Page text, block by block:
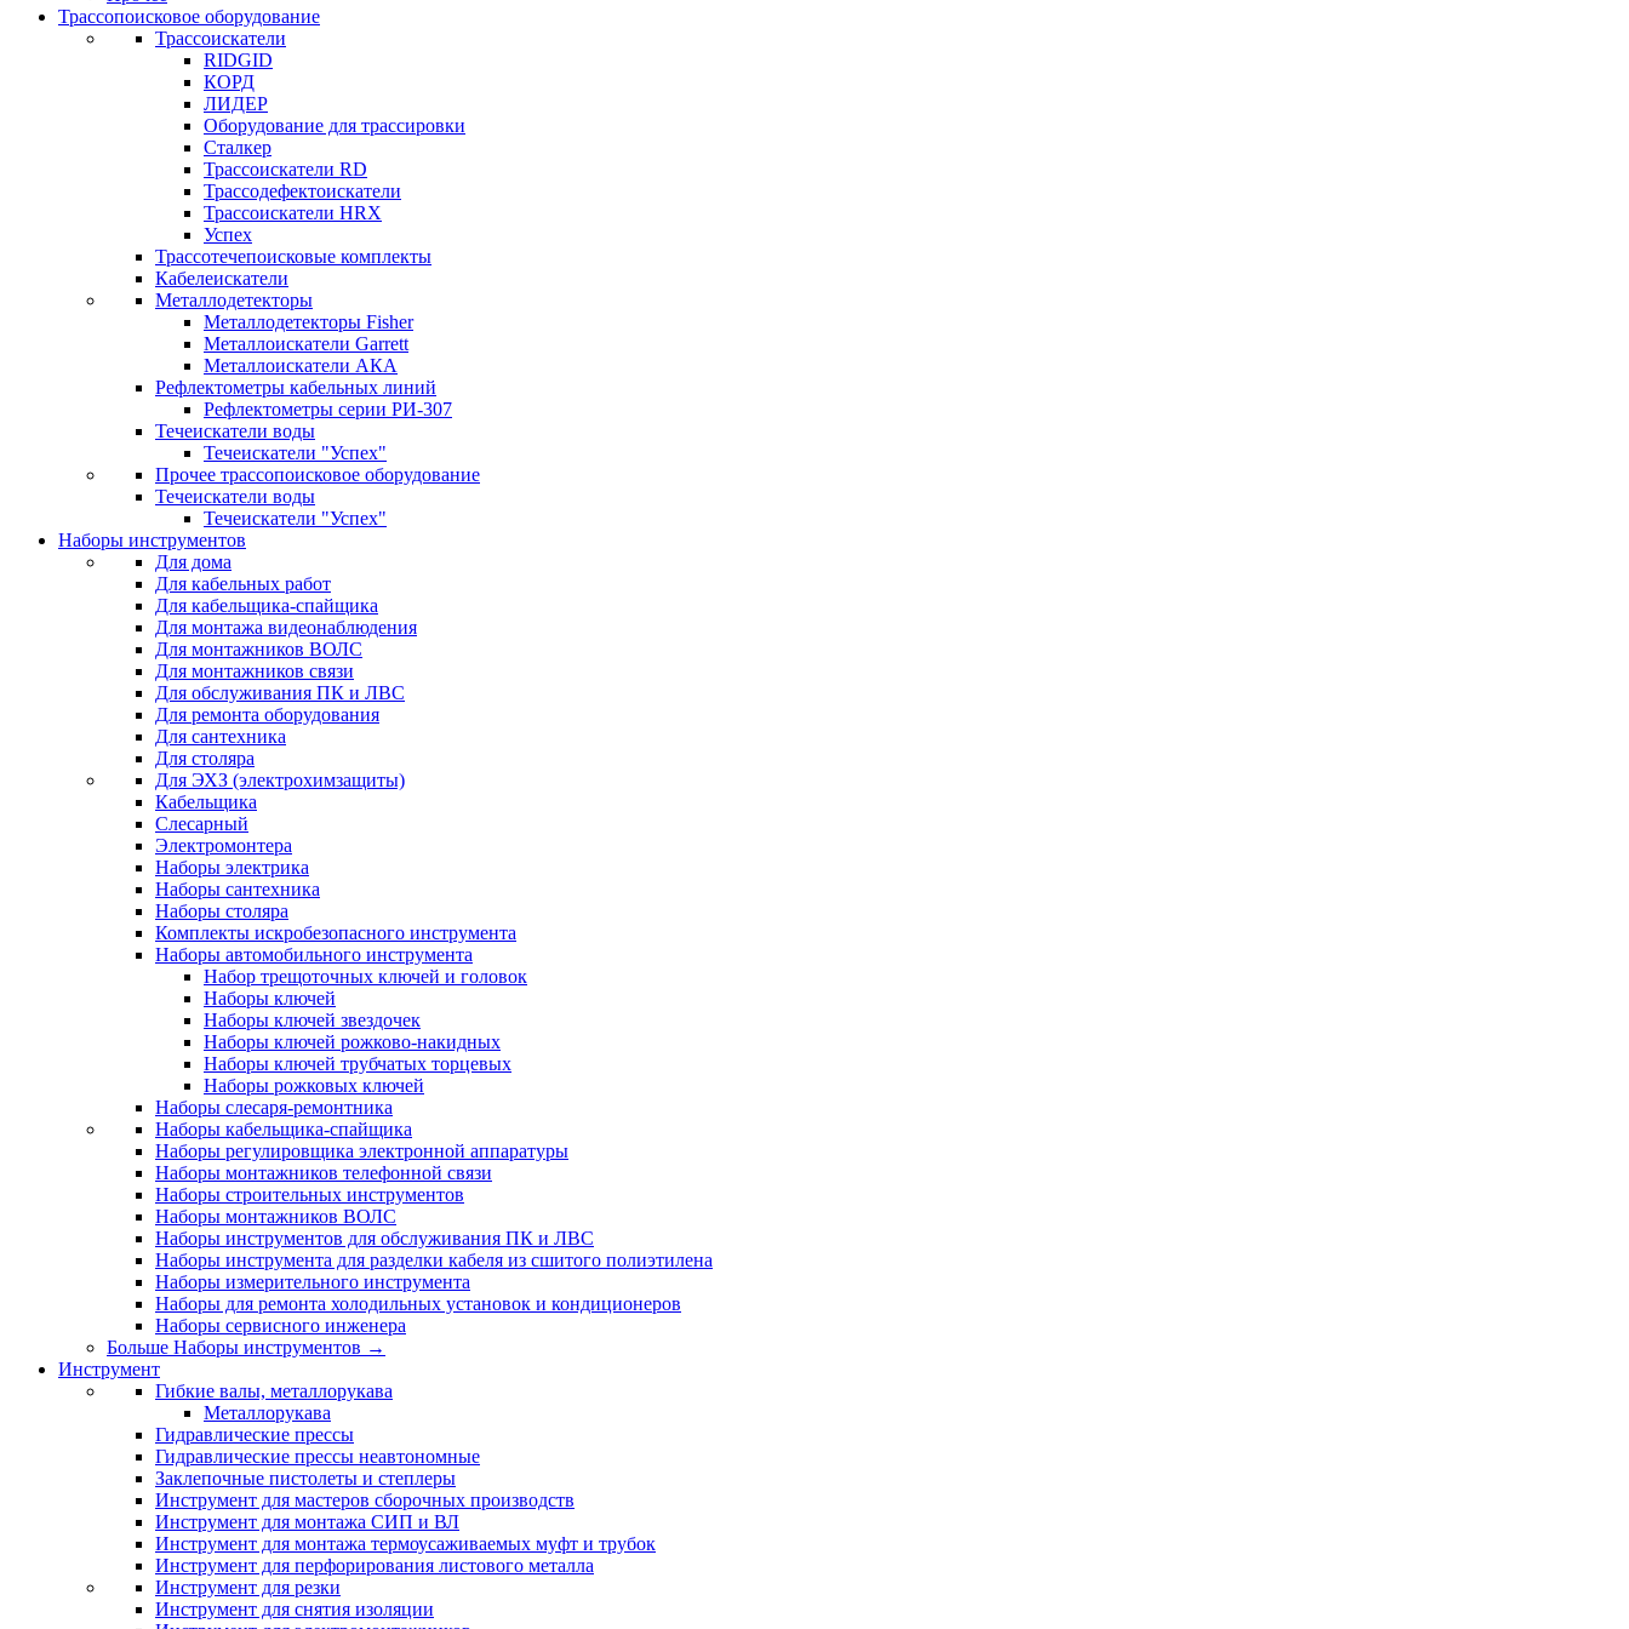
Трассопоисковое оборудование
Трассоискатели
RIDGID
КОРД
ЛИДЕР
Оборудование для трассировки
Сталкер
Трасcоискатели RD
Трассодефектоискатели
Трассоискатели HRX
Успех
Трассотечепоисковые комплекты
Кабелеискатели
Металлодетекторы
Металлодетекторы Fisher
Металлоискатели Garrett
Металлоискатели АКА
Рефлектометры кабельных линий
Рефлектометры серии РИ-307
Течеискатели воды
Течеискатели "Успех"
Прочее трассопоисковое оборудование
Течеискатели воды
Течеискатели "Успех"
Наборы инструментов
Для дома
Для кабельных работ
Для кабельщика-спайщика
Для монтажа видеонаблюдения
Для монтажников ВОЛС
Для монтажников связи
Для обслуживания ПК и ЛВС
Для ремонта оборудования
Для сантехника
Для столяра
Для ЭХЗ (электрохимзащиты)
Кабельщика
Слесарный
Электромонтера
Наборы электрика
Наборы сантехника
Наборы столяра
Комплекты искробезопасного инструмента
Наборы автомобильного инструмента
Набор трещоточных ключей и головок
Наборы ключей
Наборы ключей звездочек
Наборы ключей рожково-накидных
Наборы ключей трубчатых торцевых
Наборы рожковых ключей
Наборы слесаря-ремонтника
Наборы кабельщика-спайщика
Наборы регулировщика электронной аппаратуры
Наборы монтажников телефонной связи
Наборы строительных инструментов
Наборы монтажников ВОЛС
Наборы инструментов для обслуживания ПК и ЛВС
Наборы инструмента для разделки кабеля из сшитого полиэтилена
Наборы измерительного инструмента
Наборы для ремонта холодильных установок и кондиционеров
Наборы сервисного инженера
Больше Наборы инструментов →
Инструмент
Гибкие валы, металлорукава
Металлорукава
Гидравлические прессы
Гидравлические прессы неавтономные
Заклепочные пистолеты и степлеры
Инструмент для мастеров сборочных производств
Инструмент для монтажа СИП и ВЛ
Инструмент для монтажа термоусаживаемых муфт и трубок
Инструмент для перфорирования листового металла
Инструмент для резки
Инструмент для снятия изоляции